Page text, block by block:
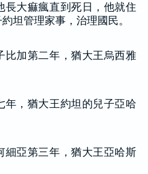
長大痲瘋直到死日，他就住
坦管理家事，治理國民。
比加第二年，猶大王烏西雅
年，猶大王約坦的兒子亞哈
細亞第三年，猶大王亞哈斯